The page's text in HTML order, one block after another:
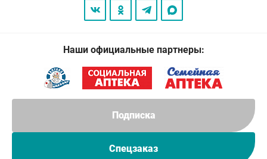
Подписка
Спецзаказ
Наши официальные партнеры: